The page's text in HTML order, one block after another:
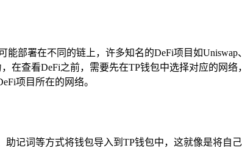
部署在不同的链上，许多知名的DeFi项目如
在查看DeFi之前，需要先在TP钱包中选择对应的网
项目所在的网络。
记词等方式将钱包导入到TP钱包中，这就像是将自